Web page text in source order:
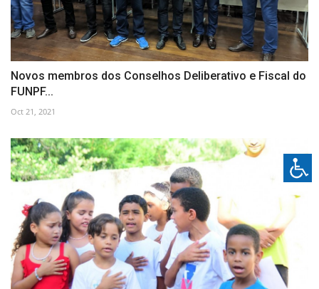
Novos membros dos Conselhos Deliberativo e Fiscal do
FUNPF...
Oct 21, 2021